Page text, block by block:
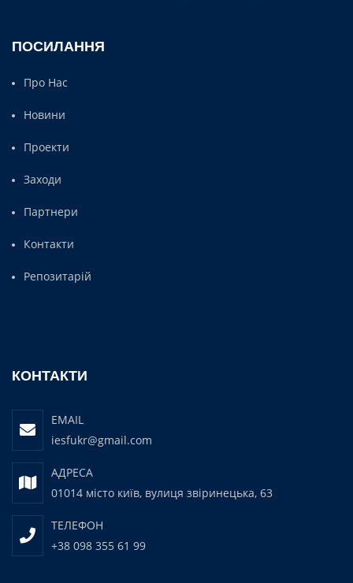
ПОСИЛАННЯ
Про Нас
Новини
Проекти
Заходи
Партнери
Контакти
Репозитарій
КОНТАКТИ
EMAIL
iesfukr@gmail.com
АДРЕСА
01014 місто київ, вулиця звіринецька, 63
ТЕЛЕФОН
+38 098 355 61 99